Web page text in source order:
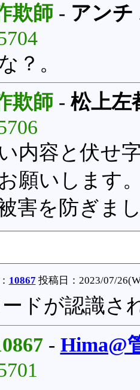
欺師- アンチ
？。
欺師-松上左
内容と伏せ
願いします
害を防ぎま
10867 投稿日：2023/07/
ドが認識さ
- Hima@